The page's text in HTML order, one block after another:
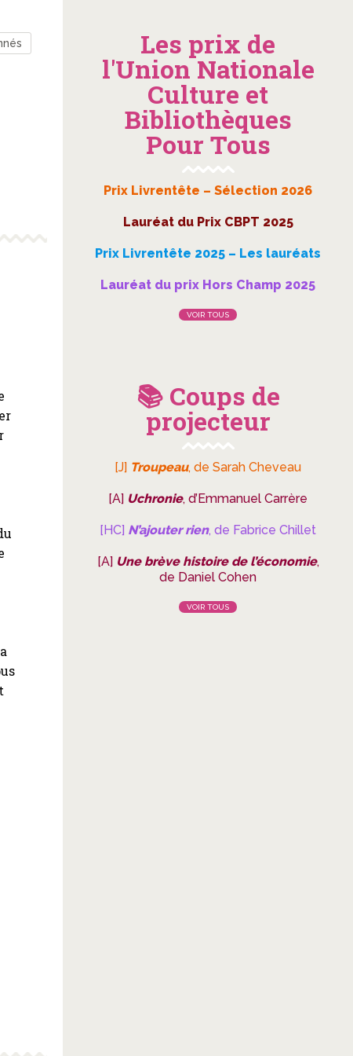
Les prix de
l'Union Nationale
Culture et
Bibliothèques
Pour Tous
Prix Livrentête – Sélection 2026
Lauréat du Prix CBPT 2025
Prix Livrentête 2025 – Les lauréats
Lauréat du prix Hors Champ 2025
VOIR TOUS
📚 Coups de
projecteur
[J] Troupeau, de Sarah Cheveau
[A] Uchronie, d’Emmanuel Carrère
[HC] N’ajouter rien, de Fabrice Chillet
[A] Une brève histoire de l’économie,
de Daniel Cohen
VOIR TOUS